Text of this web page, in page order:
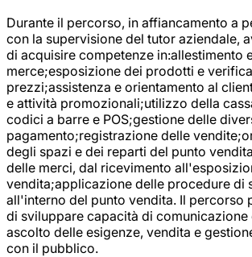
Durante il percorso, in affiancamento a
con la supervisione del tutor aziendale,
di acquisire competenze in:allestimento
merce;esposizione dei prodotti e
prezzi;assistenza e orientamento al
e attività promozionali;utilizzo della
codici a barre e POS;gestione delle
pagamento;registrazione delle
degli spazi e dei reparti del punto
delle merci, dal ricevimento
vendita;applicazione delle procedure di
all'interno del punto vendita. Il percorso
di sviluppare capacità di comunicazione
ascolto delle esigenze, vendita e
con il pubblico.